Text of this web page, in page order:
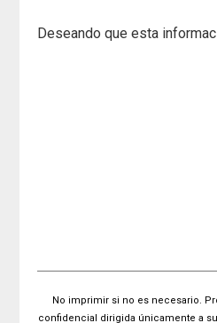
Deseando que esta
No imprimir si no es necesario.
confidencial dirigida únicamente a